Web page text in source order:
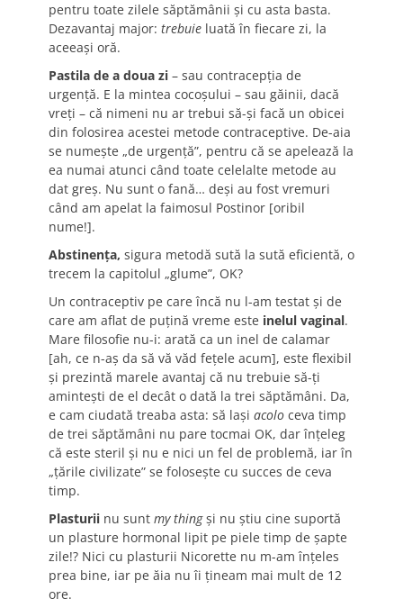
pentru toate zilele săptămânii și cu asta basta.
Dezavantaj major: trebuie luată în fiecare zi, la
aceeași oră.
Pastila de a doua zi – sau contracepția de
urgență. E la mintea cocoșului – sau găinii, dacă
vreți – că nimeni nu ar trebui să-și facă un obicei
din folosirea acestei metode contraceptive. De-aia
se numește „de urgență”, pentru că se apelează la
ea numai atunci când toate celelalte metode au
dat greș. Nu sunt o fană… deși au fost vremuri
când am apelat la faimosul Postinor [oribil
nume!].
Abstinența, sigura metodă sută la sută eficientă, o
trecem la capitolul „glume”, OK?
Un contraceptiv pe care încă nu l-am testat și de
care am aflat de puțină vreme este inelul vaginal.
Mare filosofie nu-i: arată ca un inel de calamar
[ah, ce n-aș da să vă văd fețele acum], este flexibil
și prezintă marele avantaj că nu trebuie să-ți
amintești de el decât o dată la trei săptămâni. Da,
e cam ciudată treaba asta: să lași acolo ceva timp
de trei săptămâni nu pare tocmai OK, dar înțeleg
că este steril și nu e nici un fel de problemă, iar în
„țările civilizate” se folosește cu succes de ceva
timp.
Plasturii nu sunt my thingși nu știu cine suportă
un plasture hormonal lipit pe piele timp de șapte
zile!? Nici cu plasturii Nicorette nu m-am înțeles
prea bine, iar pe ăia nu îi țineam mai mult de 12
ore.